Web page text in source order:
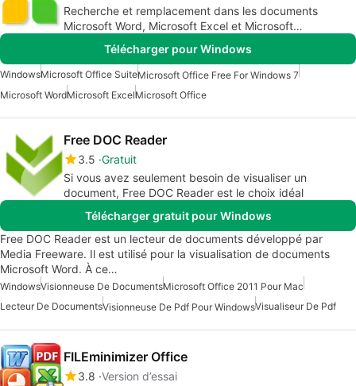
Recherche et remplacement dans les documents
Microsoft Word, Microsoft Excel et Microsoft
Télécharger pour Windows
WindowsMicrosoft Office SuiteMicrosoft Office Free For Windows 7
Microsoft WordMicrosoft ExcelMicrosoft Office
Free DOC Reader
3.5 Gratuit
Si vous avez seulement besoin de visualiser un
document, Free DOC Reader est le choix idéal
Télécharger gratuit pour Windows
Free DOC Reader est un lecteur de documents développé par
Media Freeware. Il est utilisé pour la visualisation de documents
Microsoft Word. À ce…
WindowsVisionneuse De DocumentsMicrosoft Office 2011 Pour Mac
Lecteur De DocumentsVisionneuse De Pdf Pour WindowsVisualiseur De Pdf
FILEminimizer Office
3.8 Version d’essai